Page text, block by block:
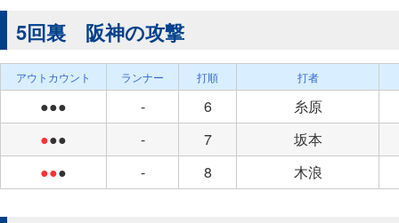
5回裏 阪神の攻撃
アウトカウント ランナー 打順 打者
●●● - 6
糸原
●●● - 7
坂本
●●● - 8 木浪